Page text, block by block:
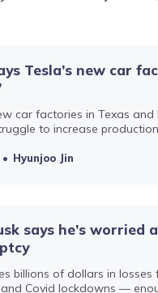
Tesla’s new car
car factories in Texas
to increase
Hyunjoo Jin
says he’s
billions of dollars in losses
Covid lockdowns —